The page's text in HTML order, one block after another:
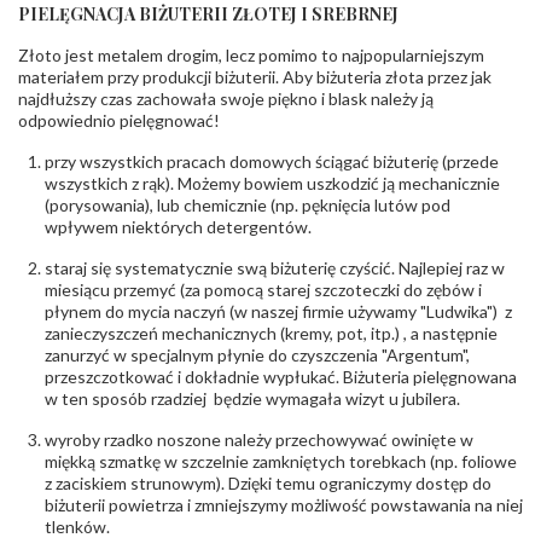
INNE PARAMETRY
Producent
odpowiedzialny:
Łazur sp.j. Kowalowy 134 38-200 Jasło; NIP:
6850004631; tel.13 44 56 100;
biuro@obraczki.pl ,PZ Stelmach Sp. z o.o. ul.
Północna 22 45-805 Opole; NIP 7542889545;
Tel. +48 77 54 90 100; biuro@stelmach.pl
Bezpieczeństwo
- rodzaj
ostrzeżenia:
Nie nadaje się dla dzieci w wieku poniżej 3 lat
, Elementy w wyrobie wykonane z białego złota
zawierają nikiel
PIELĘGNACJA BIŻUTERII ZŁOTEJ I SREBRNEJ
Złoto jest metalem drogim, lecz pomimo to najpopularniejszym
materiałem przy produkcji biżuterii. Aby biżuteria złota przez jak
najdłuższy czas zachowała swoje piękno i blask należy ją
odpowiednio pielęgnować!
przy wszystkich pracach domowych ściągać biżuterię (przede
wszystkich z rąk). Możemy bowiem uszkodzić ją mechanicznie
(porysowania), lub chemicznie (np. pęknięcia lutów pod
wpływem niektórych detergentów.
staraj się systematycznie swą biżuterię czyścić. Najlepiej raz w
miesiącu przemyć (za pomocą starej szczoteczki do zębów i
płynem do mycia naczyń (w naszej firmie używamy "Ludwika") z
zanieczyszczeń mechanicznych (kremy, pot, itp.) , a następnie
zanurzyć w specjalnym płynie do czyszczenia "Argentum",
przeszczotkować i dokładnie wypłukać. Biżuteria pielęgnowana
w ten sposób rzadziej będzie wymagała wizyt u jubilera.
wyroby rzadko noszone należy przechowywać owinięte w
miękką szmatkę w szczelnie zamkniętych torebkach (np. foliowe
z zaciskiem strunowym). Dzięki temu ograniczymy dostęp do
biżuterii powietrza i zmniejszymy możliwość powstawania na niej
tlenków.